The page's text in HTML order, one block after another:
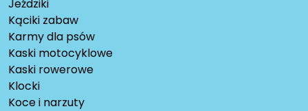
Jeździki
Kąciki zabaw
Karmy dla psów
Kaski motocyklowe
Kaski rowerowe
Klocki
Koce i narzuty